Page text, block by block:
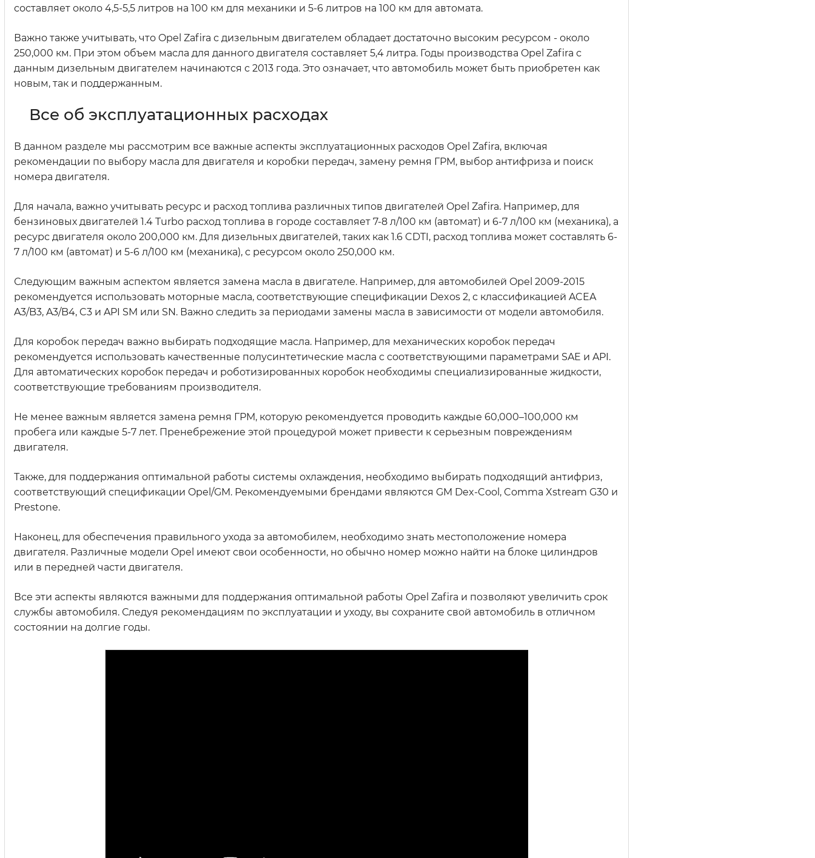
составляет около 4,5-5,5 литров на 100 км для механики и 5-6 литров на 100 км для автомата.
Важно также учитывать, что Opel Zafira с дизельным двигателем обладает достаточно высоким ресурсом - около
250,000 км. При этом объем масла для данного двигателя составляет 5,4 литра. Годы производства Opel Zafira с
данным дизельным двигателем начинаются с 2013 года. Это означает, что автомобиль может быть приобретен как
новым, так и поддержанным.
Все об эксплуатационных расходах
В данном разделе мы рассмотрим все важные аспекты эксплуатационных расходов Opel Zafira, включая
рекомендации по выбору масла для двигателя и коробки передач, замену ремня ГРМ, выбор антифриза и поиск
номера двигателя.
Для начала, важно учитывать ресурс и расход топлива различных типов двигателей Opel Zafira. Например, для
бензиновых двигателей 1.4 Turbo расход топлива в городе составляет 7-8 л/100 км (автомат) и 6-7 л/100 км (механика), а
ресурс двигателя около 200,000 км. Для дизельных двигателей, таких как 1.6 CDTI, расход топлива может составлять 6-
7 л/100 км (автомат) и 5-6 л/100 км (механика), с ресурсом около 250,000 км.
Следующим важным аспектом является замена масла в двигателе. Например, для автомобилей Opel 2009-2015
рекомендуется использовать моторные масла, соответствующие спецификации Dexos 2, с классификацией ACEA
A3/B3, A3/B4, C3 и API SM или SN. Важно следить за периодами замены масла в зависимости от модели автомобиля.
Для коробок передач важно выбирать подходящие масла. Например, для механических коробок передач
рекомендуется использовать качественные полусинтетические масла с соответствующими параметрами SAE и API.
Для автоматических коробок передач и роботизированных коробок необходимы специализированные жидкости,
соответствующие требованиям производителя.
Не менее важным является замена ремня ГРМ, которую рекомендуется проводить каждые 60,000–100,000 км
пробега или каждые 5-7 лет. Пренебрежение этой процедурой может привести к серьезным повреждениям
двигателя.
Также, для поддержания оптимальной работы системы охлаждения, необходимо выбирать подходящий антифриз,
соответствующий спецификации Opel/GM. Рекомендуемыми брендами являются GM Dex-Cool, Comma Xstream G30 и
Prestone.
Наконец, для обеспечения правильного ухода за автомобилем, необходимо знать местоположение номера
двигателя. Различные модели Opel имеют свои особенности, но обычно номер можно найти на блоке цилиндров
или в передней части двигателя.
Все эти аспекты являются важными для поддержания оптимальной работы Opel Zafira и позволяют увеличить срок
службы автомобиля. Следуя рекомендациям по эксплуатации и уходу, вы сохраните свой автомобиль в отличном
состоянии на долгие годы.